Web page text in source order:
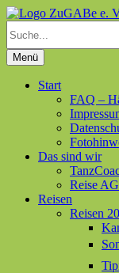
ZuGABe e. V.
Zusammen geht alles
Menü
Start
FAQ –
Das sind wir
Reise AG
Reisen
Reisen